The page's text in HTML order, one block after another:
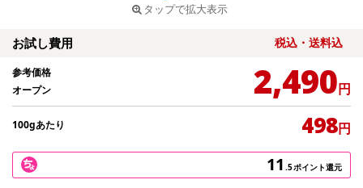
タップで拡大表示
お試し費用 税込・送料込
参考価格
オープン
2,490円
100gあたり 498円
11 .5ポイント還元